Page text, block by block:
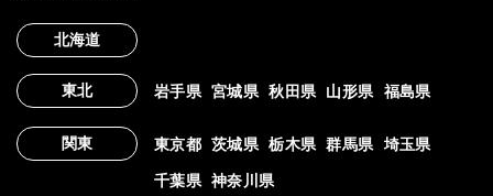
北海道
東北 岩手県 宮城県 秋田県 山形県 福島県
関東 東京都 茨城県 栃木県 群馬県 埼玉県
千葉県 神奈川県